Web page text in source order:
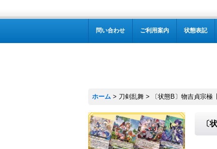
問い合わせ ご利用案内 状態表記
ホーム > 刀剣乱舞 > 〔状態B〕物吉貞宗極
〔